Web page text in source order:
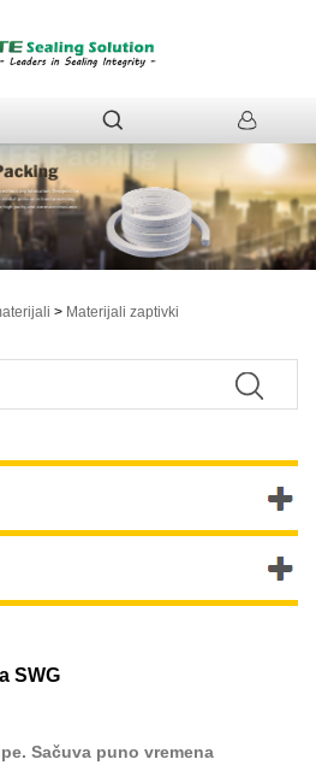
> Materijali zaptivki
SWG
Sačuva puno vremena